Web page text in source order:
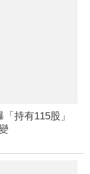
持有115股」